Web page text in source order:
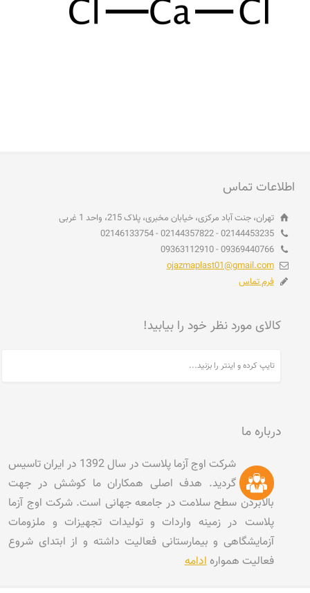
اطلاعات تماس
تهران، جنت آباد مرکزی، خیابان مخبری، پلاک 215، واحد 1 غربی
02144453235 - 02144357822 - 02146133754
09369440766 - 09363112910
ojazmaplast01@gmail.com
فرم تماس
کالای مورد نظر خود را بیابید!
درباره ما
شرکت اوج آزما پلاست در سال 1392 در ایران تاسیس
گردید. هدف اصلی همکاران ما کوشش در جهت
بالابردن سطح سلامت در جامعه جهانی است. شرکت اوج آزما
پلاست در زمینه واردات و تولیدات تجهیزات و ملزومات
آزمایشگاهی و بیمارستانی فعالیت داشته و از ابتدای شروع
فعالیت هموارهادامه